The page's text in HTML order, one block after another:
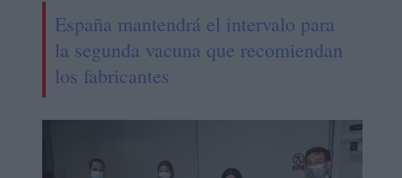
España mantendrá el intervalo para
la segunda vacuna que recomiendan
los fabricantes